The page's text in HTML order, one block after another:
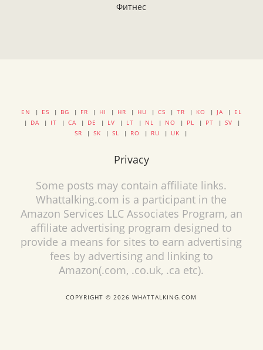
Фитнес
EN | ES | BG | FR | HI | HR | HU | CS | TR | KO | JA | EL
| DA | IT | CA | DE | LV | LT | NL | NO | PL | PT | SV |
SR | SK | SL | RO | RU | UK |
Privacy
Some posts may contain affiliate links.
Whattalking.com is a participant in the
Amazon Services LLC Associates Program, an
affiliate advertising program designed to
provide a means for sites to earn advertising
fees by advertising and linking to
Amazon(.com, .co.uk, .ca etc).
COPYRIGHT © 2026 WHATTALKING.COM